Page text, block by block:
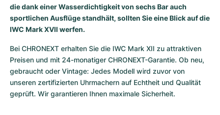
Sky-Dweller
Submariner
Baignoire
Ballon Blanc
Roadster
Gebraucht
Super Avenger
Galactic
Montbrillant
Gebraucht
GST
Vintage
Gebraucht
die dank einer Wasserdichtigkeit von sechs Bar auch
sportlichen Ausflüge standhält, sollten Sie eine Blick auf die
IWC Mark XVII werfen.
Bei CHRONEXT erhalten Sie die IWC Mark XII zu attraktiven
Preisen und mit 24-monatiger CHRONEXT-Garantie. Ob neu,
gebraucht oder Vintage: Jedes Modell wird zuvor von
unseren zertifizierten Uhrmachern auf Echtheit und Qualität
geprüft. Wir garantieren Ihnen maximale Sicherheit.